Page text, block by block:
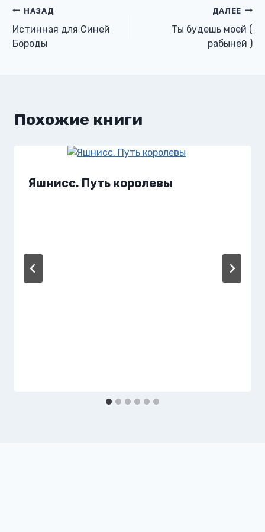
Навигация
по
НАЗАД
Истинная для Синей
Бороды
ДАЛЕЕ
Ты будешь моей (
рабыней )
Похожие книги
Яшнисс. Путь королевы